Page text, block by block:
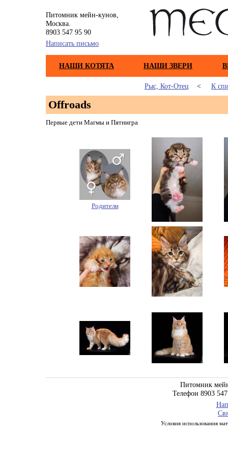
Питомник мейн-кунов,
Москва.
8903 547 95 90
Написать письмо
НАШИ КОТЯТА НАШИ ЗВЕРИ
Рыс, Кот-Отец < К
Offroads
Первые дети Магмы и Пятнигра
Родители
Питомник
Телефон 8903
Условия использования